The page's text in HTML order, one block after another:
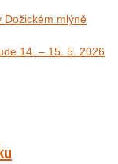
Dožickém mlýně
14. – 15. 5. 2026